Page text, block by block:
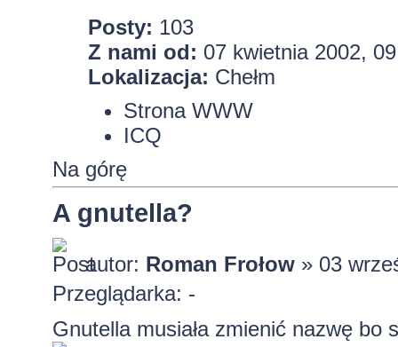
Posty: 103
Z nami od: 07 kwietnia 2002,
Lokalizacja: Chełm
Strona WWW
ICQ
Na górę
A gnutella?
autor: Roman Frołow» 03
Przeglądarka: -
Gnutella musiała zmienić nazwę bo